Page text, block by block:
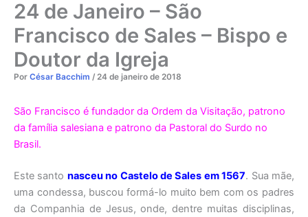
24 de Janeiro – São
Francisco de Sales – Bispo e
Doutor da Igreja
Por César Bacchim / 24 de janeiro de 2018
São Francisco é fundador da Ordem da Visitação, patrono
da família salesiana e patrono da Pastoral do Surdo no
Brasil.
Este santo nasceu no Castelo de Sales em 1567. Sua mãe,
uma condessa, buscou formá-lo muito bem com os padres
da Companhia de Jesus, onde, dentre muitas disciplinas,